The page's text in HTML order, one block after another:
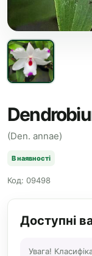
(Den. annae)
В наявності
Код: 09498
Доступні
Увага!